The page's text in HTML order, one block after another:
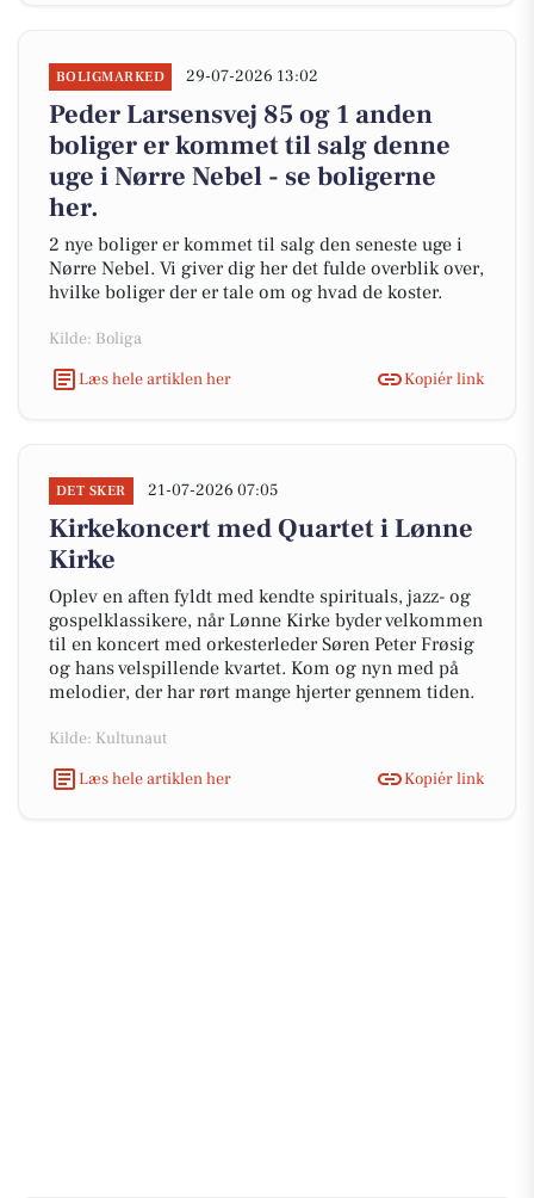
BOLIGMARKED 29-07-2026 13:02
Peder Larsensvej 85 og 1 anden
boliger er kommet til salg denne
uge i Nørre Nebel - se boligerne
her.
2 nye boliger er kommet til salg den seneste uge i
Nørre Nebel. Vi giver dig her det fulde overblik over,
hvilke boliger der er tale om og hvad de koster.
Kilde: Boliga
Læs hele artiklen her
Kopiér link
DET SKER 21-07-2026 07:05
Kirkekoncert med Quartet i Lønne
Kirke
Oplev en aften fyldt med kendte spirituals, jazz- og
gospelklassikere, når Lønne Kirke byder velkommen
til en koncert med orkesterleder Søren Peter Frøsig
og hans velspillende kvartet. Kom og nyn med på
melodier, der har rørt mange hjerter gennem tiden.
Kilde: Kultunaut
Læs hele artiklen her
Kopiér link